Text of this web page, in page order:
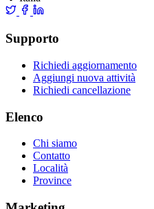
Supporto
Richiedi aggiornamento
Aggiungi nuova attività
Richiedi cancellazione
Elenco
Chi siamo
Contatto
Località
Province